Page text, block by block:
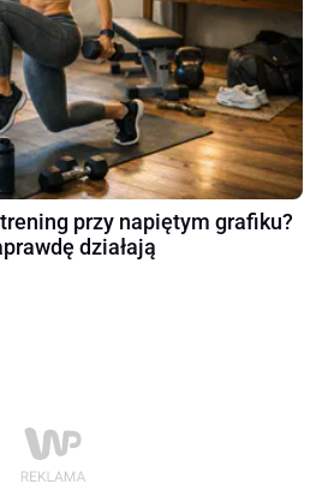
przy napiętym grafiku?
działają